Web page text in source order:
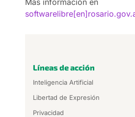
Líneas de acción
Inteligencia Artificial
Libertad de Expresión
Privacidad